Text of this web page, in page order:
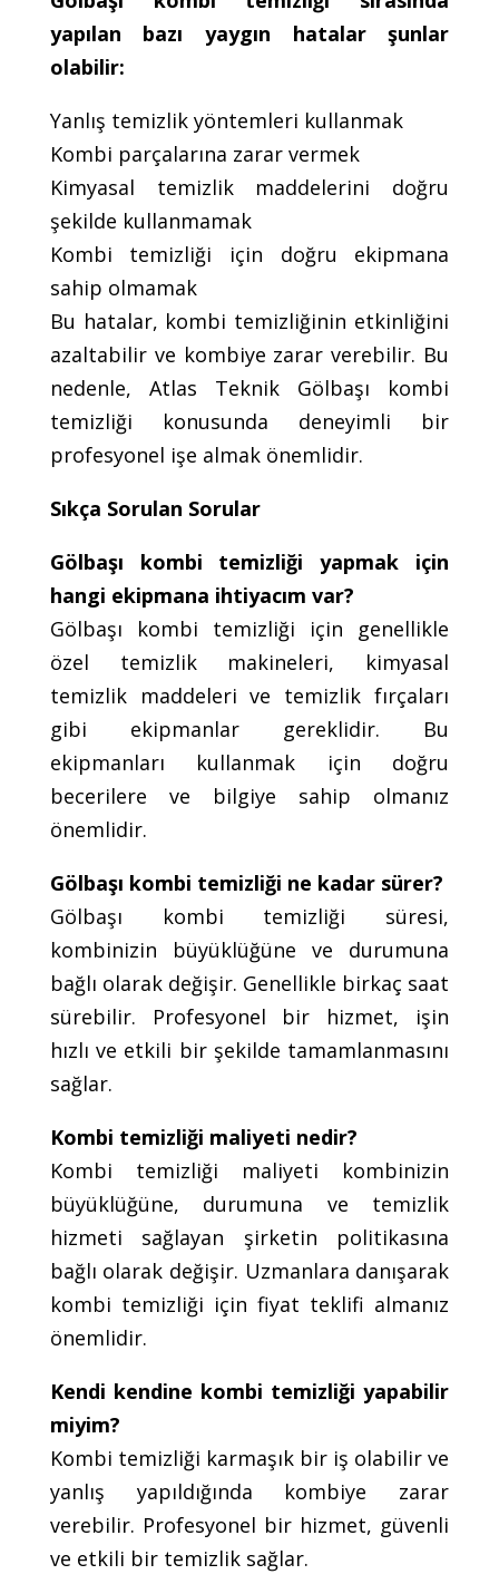
yapılan bazı yaygın hatalar şunlar
olabilir:
Yanlış temizlik yöntemleri kullanmak
Kombi parçalarına zarar vermek
Kimyasal temizlik maddelerini doğru
şekilde kullanmamak
Kombi temizliği için doğru ekipmana
sahip olmamak
Bu hatalar, kombi temizliğinin etkinliğini
azaltabilir ve kombiye zarar verebilir. Bu
nedenle, Atlas Teknik Gölbaşı kombi
temizliği konusunda deneyimli bir
profesyonel işe almak önemlidir.
Sıkça Sorulan Sorular
Gölbaşı kombi temizliği yapmak için
hangi ekipmana ihtiyacım var?
Gölbaşı kombi temizliği için genellikle
özel temizlik makineleri, kimyasal
temizlik maddeleri ve temizlik fırçaları
gibi ekipmanlar gereklidir. Bu
ekipmanları kullanmak için doğru
becerilere ve bilgiye sahip olmanız
önemlidir.
Gölbaşı kombi temizliği ne kadar sürer?
Gölbaşı kombi temizliği süresi,
kombinizin büyüklüğüne ve durumuna
bağlı olarak değişir. Genellikle birkaç saat
sürebilir. Profesyonel bir hizmet, işin
hızlı ve etkili bir şekilde tamamlanmasını
sağlar.
Kombi temizliği maliyeti nedir?
Kombi temizliği maliyeti kombinizin
büyüklüğüne, durumuna ve temizlik
hizmeti sağlayan şirketin politikasına
bağlı olarak değişir. Uzmanlara danışarak
kombi temizliği için fiyat teklifi almanız
önemlidir.
Kendi kendine kombi temizliği yapabilir
miyim?
Kombi temizliği karmaşık bir iş olabilir ve
yanlış yapıldığında kombiye zarar
verebilir. Profesyonel bir hizmet, güvenli
ve etkili bir temizlik sağlar.